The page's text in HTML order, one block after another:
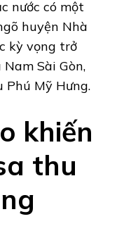
nước có một
huyện Nhà
kỳ vọng trở
Sài Gòn,
Phú Mỹ Hưng.
khiến
thu